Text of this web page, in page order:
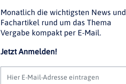
Monatlich die wichtigsten News und
Fachartikel rund um das Thema
Vergabe kompakt per E-Mail.
Jetzt Anmelden!